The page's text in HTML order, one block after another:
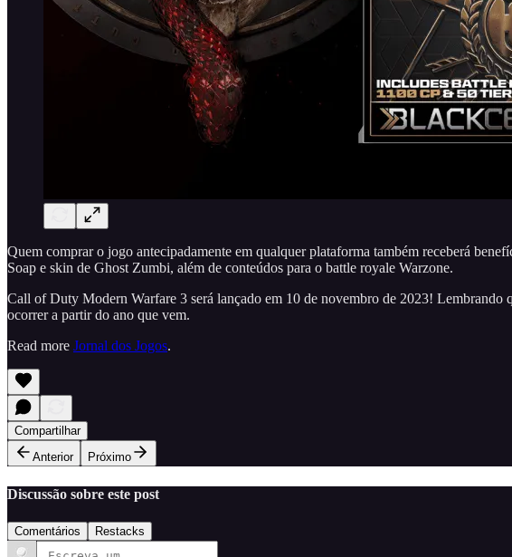
Quem comprar o jogo antecipadamente em qualquer plataforma também receberá
Soap e skin de Ghost Zumbi, além de conteúdos para o battle royale Warzone.
Call of Duty Modern Warfare 3 será lançado em 10 de novembro de 2023!
ocorrer a partir do ano que vem.
Read more Jornal dos Jogos.
Compartilhar
Anterior
Próximo
Discussão sobre este post
Comentários Restacks